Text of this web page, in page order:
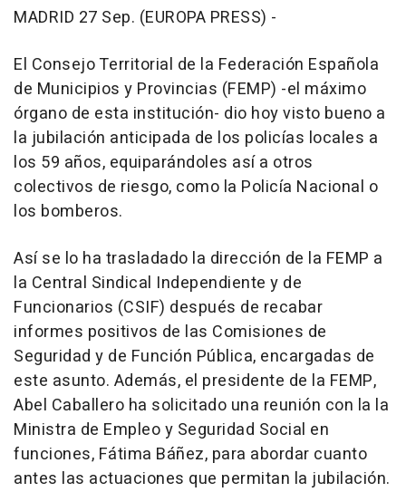
MADRID 27 Sep. (EUROPA PRESS) -
El Consejo Territorial de la Federación Española
de Municipios y Provincias (FEMP) -el máximo
órgano de esta institución- dio hoy visto bueno a
la jubilación anticipada de los policías locales a
los 59 años, equiparándoles así a otros
colectivos de riesgo, como la Policía Nacional o
los bomberos.
Así se lo ha trasladado la dirección de la FEMP a
la Central Sindical Independiente y de
Funcionarios (CSIF) después de recabar
informes positivos de las Comisiones de
Seguridad y de Función Pública, encargadas de
este asunto. Además, el presidente de la FEMP,
Abel Caballero ha solicitado una reunión con la la
Ministra de Empleo y Seguridad Social en
funciones, Fátima Báñez, para abordar cuanto
antes las actuaciones que permitan la jubilación.